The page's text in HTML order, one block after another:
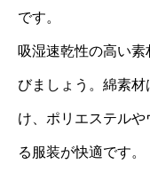
です。
吸湿速乾性の高い
びましょう。綿素
け、ポリエステル
る服装が快適です。